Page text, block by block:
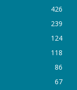
426
239
124
118
86
67